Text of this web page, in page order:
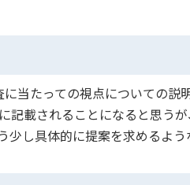
当たっての視点についての説
載されることになると思うが
し具体的に提案を求めるよう